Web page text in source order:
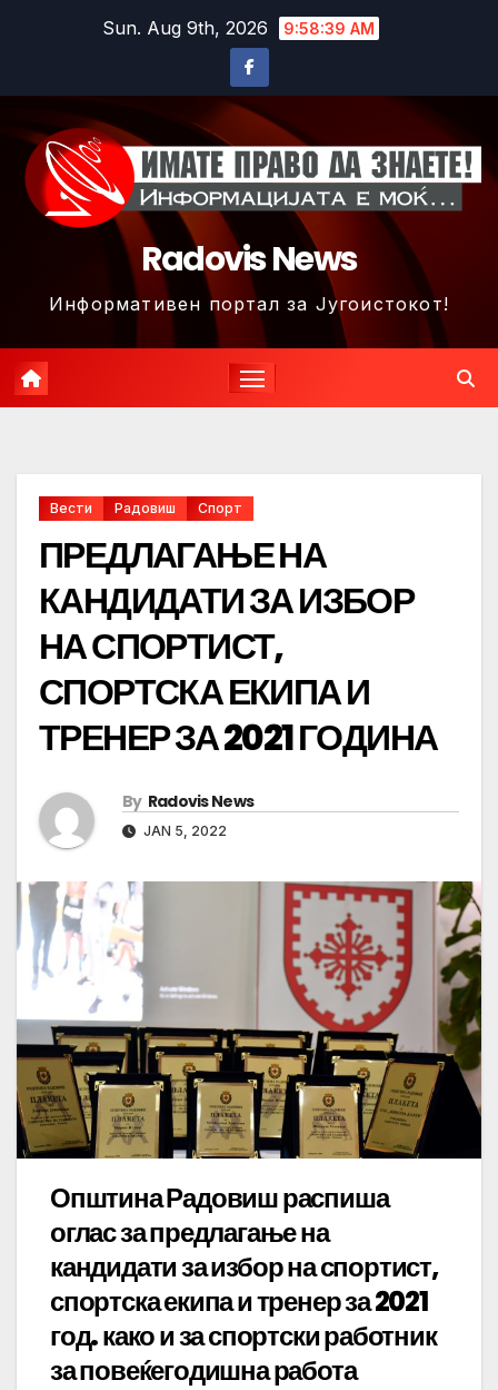
Sun. Aug 9th, 2026 9:58:42 AM
Radovis News
Информативен портал за Југоистокот!
Вести Радовиш Спорт
ПРЕДЛАГАЊЕ НА
КАНДИДАТИ ЗА ИЗБОР
НА СПОРТИСТ,
СПОРТСКА ЕКИПА И
ТРЕНЕР ЗА 2021 ГОДИНА
By Radovis News
JAN 5, 2022
Општина Радовиш распиша
оглас запредлагање на
кандидати за избор на спортист,
спортска екипа и тренер за 2021
год.како и за спортски работник
за повеќегодишна работа